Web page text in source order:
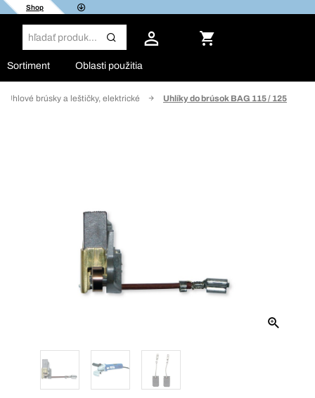
Shop
Sortiment Oblasti použitia
Uhlové brúsky a leštičky, elektrické Uhlíky do brúsok BAG 115 / 125